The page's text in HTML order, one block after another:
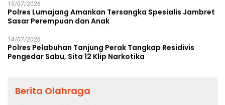
15/07/2026
Polres Lumajang Amankan Tersangka Spesialis Jambret
Sasar Perempuan dan Anak
14/07/2026
Polres Pelabuhan Tanjung Perak Tangkap Residivis
Pengedar Sabu, Sita 12 Klip Narkotika
Berita Olahraga